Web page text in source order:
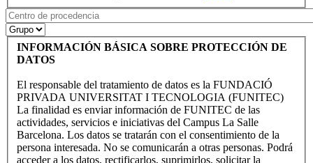
INFORMACIÓN BÁSICA SOBRE PROTECCIÓN DE
DATOS
El responsable del tratamiento de datos es la FUNDACIÓ
PRIVADA UNIVERSITAT I TECNOLOGIA (FUNITEC)
La finalidad es enviar información de FUNITEC de las
actividades, servicios e iniciativas del Campus La Salle
Barcelona. Los datos se tratarán con el consentimiento de la
persona interesada. No se comunicarán a otras personas. Podrá
acceder a los datos, rectificarlos, suprimirlos, solicitar la